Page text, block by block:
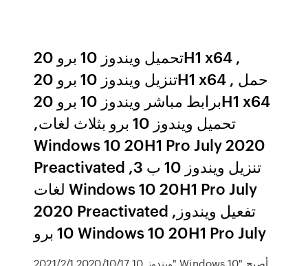
تحميل ويندوز 10 برو 20H1 x64 ,
تنزيل ويندوز 10 برو 20H1 x64 , حمل
برابط مباشر ويندوز 10 برو 20H1 x64
,تحميل ويندوز 10 برو بثلاث لغات
Windows 10 20H1 Pro July 2020
Preactivated ,تنزيل ويندوز 10 ب 3
لغات Windows 10 20H1 Pro July
2020 Preactivated ,تفعيل ويندوز
10 برو Windows 10 20H1 Pro July
2021/2/1 2020/10/17 ويندوز 10" Windows 10" أصبح